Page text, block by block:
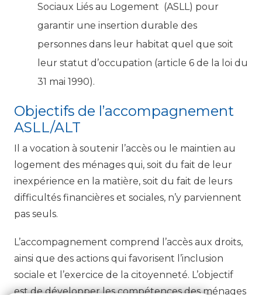
Sociaux Liés au Logement (ASLL) pour
garantir une insertion durable des
personnes dans leur habitat quel que soit
leur statut d’occupation (article 6 de la loi du
31 mai 1990).
Objectifs de l’accompagnement
ASLL/ALT
Il a vocation à soutenir l’accès ou le maintien au
logement des ménages qui, soit du fait de leur
inexpérience en la matière, soit du fait de leurs
difficultés financières et sociales, n’y parviennent
pas seuls.
L’accompagnement comprend l’accès aux droits,
ainsi que des actions qui favorisent l’inclusion
sociale et l’exercice de la citoyenneté. L’objectif
est de développer les compétences des ménages